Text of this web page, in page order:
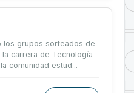
los grupos sorteados de
carrera de Tecnología
comunidad estud...